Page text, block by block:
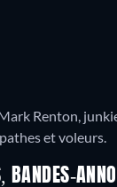
Renton,
et voleurs.
BANDES-